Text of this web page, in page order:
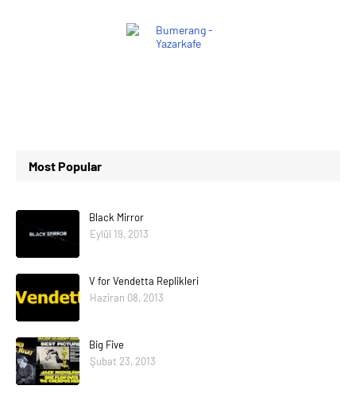
Most Popular
Black Mirror
Eylül 19, 2013
V for Vendetta Replikleri
Haziran 08, 2013
Big Five
Şubat 23, 2013